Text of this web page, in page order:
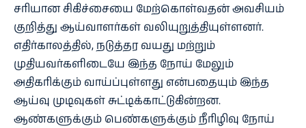
சரியான சிகிச்சையை மேற்கொள்வதன் அவசியம்
குறித்து ஆய்வாளர்கள் வலியுறுத்தியுள்ளனர்.
எதிர்காலத்தில், நடுத்தர வயது மற்றும்
முதியவர்களிடையே இந்த நோய் மேலும்
அதிகரிக்கும் வாய்ப்புள்ளது என்பதையும் இந்த
ஆய்வு முடிவுகள் சுட்டிக்காட்டுகின்றன.
ஆண்களுக்கும் பெண்களுக்கும் நீரிழிவு நோய்